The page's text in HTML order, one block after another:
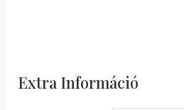
Extra Információ